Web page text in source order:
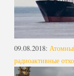
09.08.2018:
радиоактивные